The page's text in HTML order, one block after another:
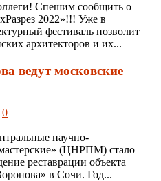
Спешим сообщить о
2022»!!! Уже в
фестиваль позволит
архитекторов и их...
ведут московские
0
научно-
(ЦНРПМ) стало
реставрации объекта
в Сочи. Год...